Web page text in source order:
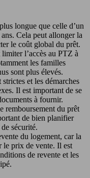
longue que celle d’un
Cela peut allonger la
le coût global du prêt.
l’accès au PTZ à
les familles
sont plus élevés.
et les démarches
Il est important de se
à fournir.
remboursement du prêt
de bien planifier
sécurité.
du logement, car la
le prix de vente. Il est
de revente et les